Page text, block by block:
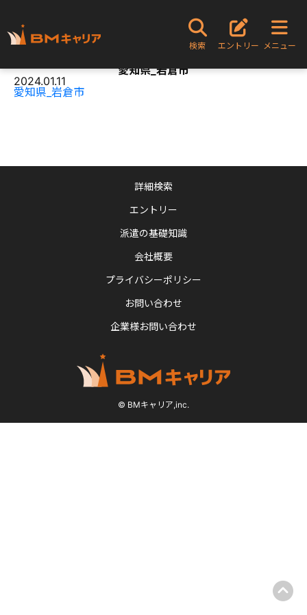
検索 エントリー メニュー
愛知県_岩倉市
2024.01.11
愛知県_岩倉市
詳細検索
エントリー
派遣の基礎知識
会社概要
プライバシーポリシー
お問い合わせ
企業様お問い合わせ
© BMキャリア,inc.